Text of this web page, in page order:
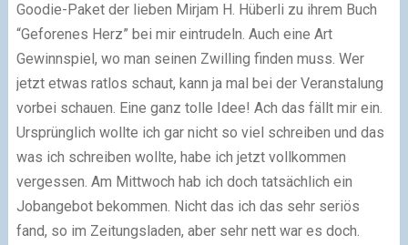
Goodie-Paket der lieben Mirjam H. Hüberli zu ihrem Buch
“Geforenes Herz” bei mir eintrudeln. Auch eine Art
Gewinnspiel, wo man seinen Zwilling finden muss. Wer
jetzt etwas ratlos schaut, kann ja mal bei der Veranstalung
vorbei schauen. Eine ganz tolle Idee! Ach das fällt mir ein.
Ursprünglich wollte ich gar nicht so viel schreiben und das
was ich schreiben wollte, habe ich jetzt vollkommen
vergessen. Am Mittwoch hab ich doch tatsächlich ein
Jobangebot bekommen. Nicht das ich das sehr seriös
fand, so im Zeitungsladen, aber sehr nett war es doch.